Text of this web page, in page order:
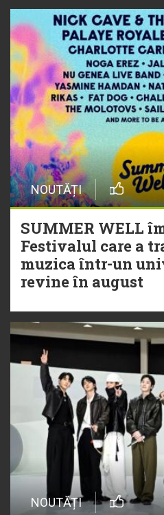
NOUTĂȚI
SUMMER WELL
Festivalul care a
muzica într-un
revine în august
NOUTĂȚI